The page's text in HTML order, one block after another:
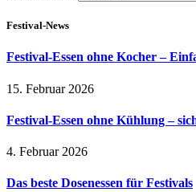
Festival-News
Festival-Essen ohne Kocher –
15. Februar 2026
Festival-Essen ohne Kühlung –
4. Februar 2026
Das beste Dosenessen für Festivals